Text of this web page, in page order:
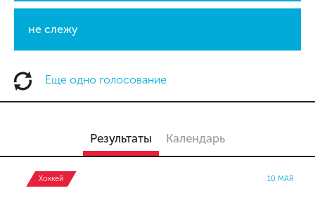
не слежу
Еще одно голосование
Результаты Календарь
Хоккей 10 МАЯ